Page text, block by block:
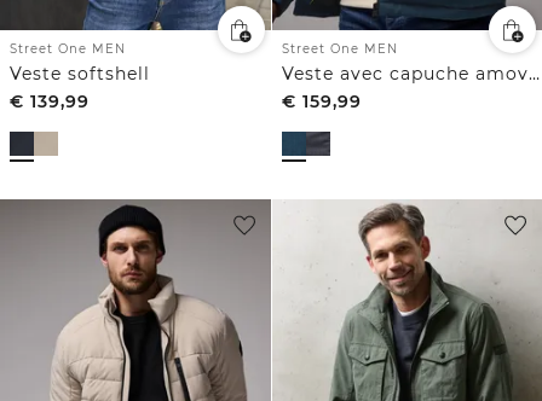
Street One MEN
Veste softshell
€ 139,99
Street One MEN
Veste avec capuche amovible
€ 159,99